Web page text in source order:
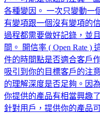
各種變因。 一次只變動一
有變項跟一個沒有變項的
過程都需要做好記錄，並
間。 開信率 ( Open Rate )
件的時間點是否適合客戶
吸引到你的目標客戶的注
的理解深度是否足夠。因
你提供的產品有相當興趣
針對用戶，提供你的產品